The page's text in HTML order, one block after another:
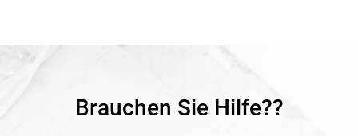
Brauchen Sie Hilfe??